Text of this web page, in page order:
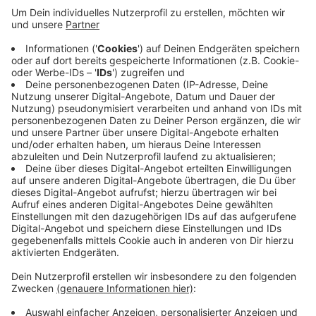
Radio Kiepenkerl-Hörer Michael hatte sich gewundert,
dass ab der Fleischerei Feldkamp das Tempo immer
noch auf 70 reduziert ist. Über ein halbes Jahr nach
Ende der Baustelle hier müsste der neue Asphalt doch
inzwischen griffig genug sein? Der Landesbetrieb
hatte nämlich um Geduld gebeten. Auto- und LKW-
Reifen müssten den frischen, glatten Asphalt erst
aufrauen. Wir haben nachgefragt. Prüfer haben
inzwischen festgestellt, dass der Asphalt griffig genug
ist. Arbeiter bauen die Tempo 70-Schilder in Kürze ab
Anzeige